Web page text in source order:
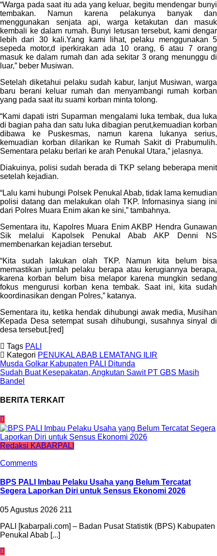
“Warga pada saat itu ada yang keluar, begitu mendengar bunyi
tembakan. Namun karena pelakunya banyak dan
menggunakan senjata api, warga ketakutan dan masuk
kembali ke dalam rumah. Bunyi letusan tersebut, kami dengar
lebih dari 30 kali.Yang kami lihat, pelaku menggunakan 5
sepeda motor,d iperkirakan ada 10 orang, 6 atau 7 orang
masuk ke dalam rumah dan ada sekitar 3 orang menunggu di
luar,” beber Musiwan.
Setelah diketahui pelaku sudah kabur, lanjut Musiwan, warga
baru berani keluar rumah dan menyambangi rumah korban
yang pada saat itu suami korban minta tolong.
“Kami dapati istri Suparman mengalami luka tembak, dua luka
di bagian paha dan satu luka dibagian perut,kemuadian korban
dibawa ke Puskesmas, namun karena lukanya serius,
kemuadian korban dilarikan ke Rumah Sakit di Prabumulih.
Sementara pelaku berlari ke arah Penukal Utara,” jelasnya.
Diakuinya, polisi sudah berada di TKP selang beberapa menit
setelah kejadian.
“Lalu kami hubungi Polsek Penukal Abab, tidak lama kemudian
polisi datang dan melakukan olah TKP. Infornasinya siang ini
dari Polres Muara Enim akan ke sini,” tambahnya.
Sementara itu, Kapolres Muara Enim AKBP Hendra Gunawan
Sik melalui Kapolsek Penukal Abab AKP Denni NS
membenarkan kejadian tersebut.
“Kita sudah lakukan olah TKP. Namun kita belum bisa
memastikan jumlah pelaku berapa atau kerugiannya berapa,
karena korban belum bisa melapor karena mungkin sedang
fokus mengurusi korban kena tembak. Saat ini, kita sudah
koordinasikan dengan Polres,” katanya.
Sementara itu, ketika hendak dihubungi awak media, Musihan
Kepada Desa setempat susah dihubungi, susahnya sinyal di
desa tersebut.[red]
Tags PALI
Kategori PENUKAL ABAB LEMATANG ILIR
Musda Golkar Kabupaten PALI Ditunda
Sudah Buat Kesepakatan, Angkutan Sawit PT GBS Masih
Bandel
BERITA TERKAIT
Redaksi KABARPALI
Comments
BPS PALI Imbau Pelaku Usaha yang Belum Tercatat
Segera Laporkan Diri untuk Sensus Ekonomi 2026
05 Agustus 2026 211
PALI [kabarpali.com] – Badan Pusat Statistik (BPS) Kabupaten
Penukal Abab [...]